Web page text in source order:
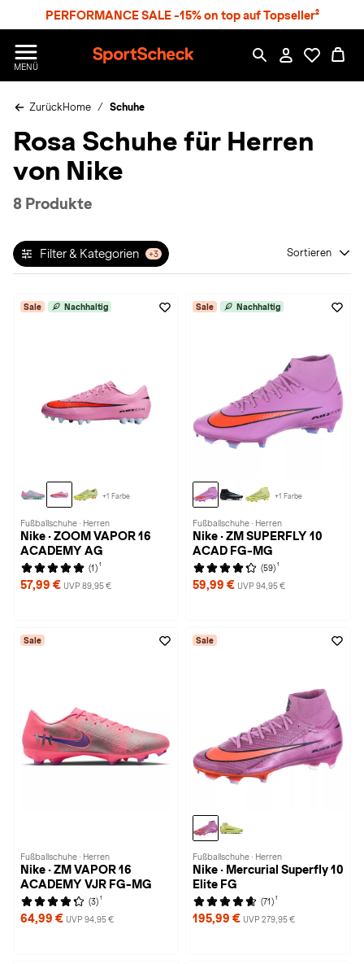
PERFORMANCE SALE -15% on top auf Topseller²
MENÜ
p
r
S
h
c
ZurückHome Schuhe
Rosa Schuhe für Herren
von Nike
8 Produkte
Filter & Kategorien +3 Sortieren
Sale Nachhaltig
+1 Farbe
Fußballschuhe · Herren
Nike · ZOOM VAPOR 16
ACADEMY AG
(1) 1
57,99 € UVP 89,95 €
Sale Nachhaltig
+1 Farbe
Fußballschuhe · Herren
Nike · ZM SUPERFLY 10
ACAD FG-MG
(59) 1
59,99 € UVP 94,95 €
Sale
Fußballschuhe · Herren
Nike · ZM VAPOR 16
ACADEMY VJR FG-MG
(3) 1
64,99 € UVP 94,95 €
Sale
Fußballschuhe · Herren
Nike · Mercurial Superfly 10
Elite FG
(71) 1
195,99 € UVP 279,95 €